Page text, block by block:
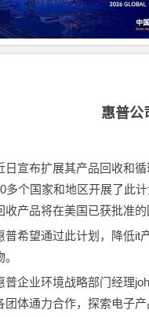
惠普公
日宣布扩展其产品回收和
多个国家和地区开展了此
收产品将在美国已获批准
望通过此计划，降低it产
业环境战略部门经理
团体通力合作，探索电子